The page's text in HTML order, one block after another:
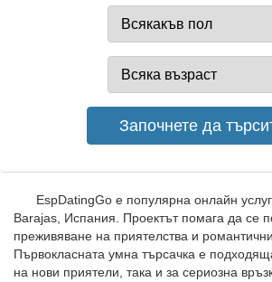
EspDatingGo е популярна онлайн
Barajas, Испания. Проектът помага да се
преживяване на приятелства и
Първокласната умна търсачка е
на нови приятели, така и за сериозна